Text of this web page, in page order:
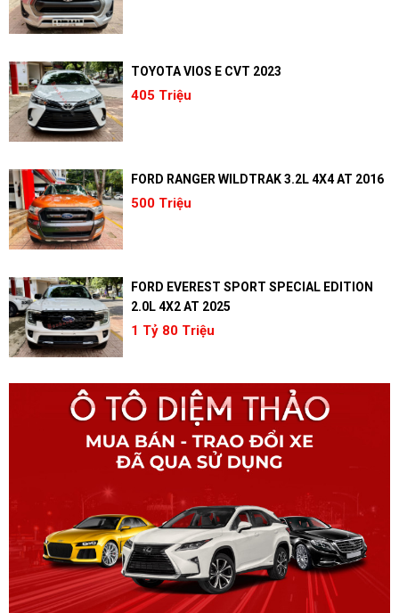
TOYOTA VIOS E CVT 2023
405 Triệu
FORD RANGER WILDTRAK 3.2L 4X4 AT 2016
500 Triệu
FORD EVEREST SPORT SPECIAL EDITION
2.0L 4X2 AT 2025
1 Tỷ 80 Triệu